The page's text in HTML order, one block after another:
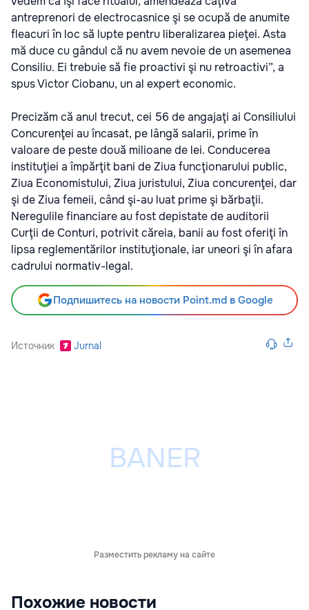
antreprenori de electrocasnice şi se ocupă de anumite
fleacuri în loc să lupte pentru liberalizarea pieţei. Asta
mă duce cu gândul că nu avem nevoie de un asemenea
Consiliu. Ei trebuie să fie proactivi şi nu retroactivi”, a
spus Victor Ciobanu, un al expert economic.
Precizăm că anul trecut, cei 56 de angajaţi ai Consiliului
Concurenţei au încasat, pe lângă salarii, prime în
valoare de peste două milioane de lei. Conducerea
instituţiei a împărţit bani de Ziua funcţionarului public,
Ziua Economistului, Ziua juristului, Ziua concurenţei, dar
şi de Ziua femeii, când şi-au luat prime şi bărbaţii.
Neregulile financiare au fost depistate de auditorii
Curţii de Conturi, potrivit căreia, banii au fost oferiţi în
lipsa reglementărilor instituţionale, iar uneori şi în afara
cadrului normativ-legal.
Подпишитесь на новости Point.md в Google
Источник Jurnal
Разместить рекламу на сайте
Похожие новости